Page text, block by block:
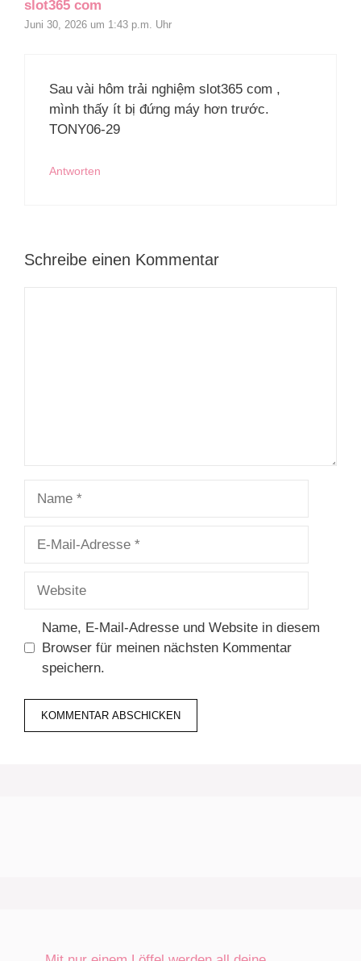
slot365 com
Juni 30, 2026 um 1:43 p.m. Uhr
Sau vài hôm trải nghiệm slot365 com ,
mình thấy ít bị đứng máy hơn trước.
TONY06-29
Antworten
Schreibe einen Kommentar
Name, E-Mail-Adresse und Website in diesem
Browser für meinen nächsten Kommentar
speichern.